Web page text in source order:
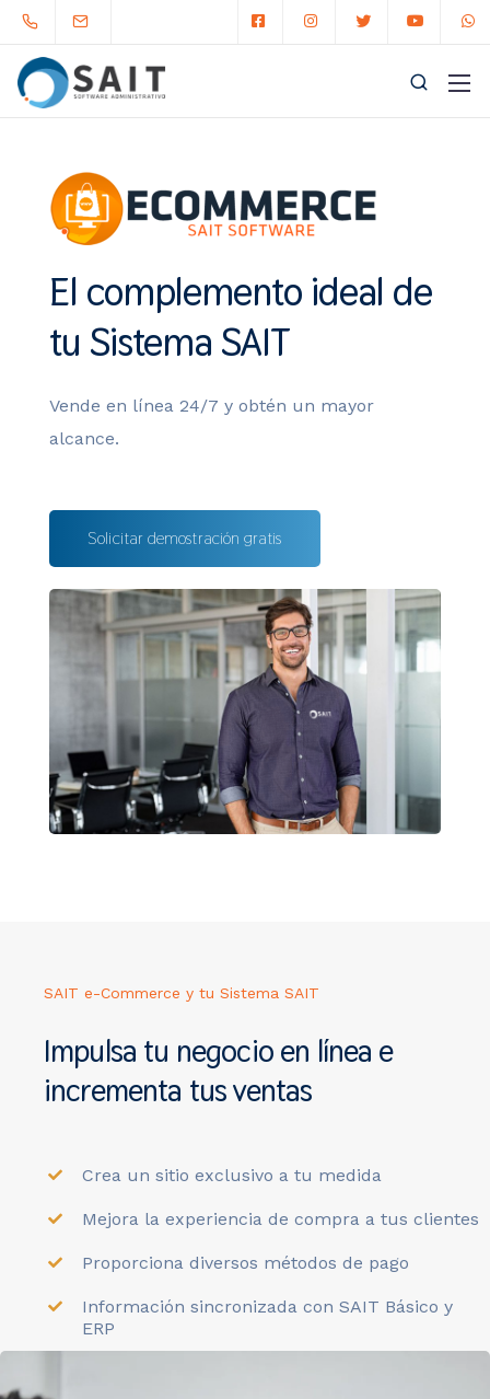
El complementoideal de
tu Sistema SAIT
Vende en línea 24/7 y obtén un mayor
alcance.
Solicitar demostración gratis
SAIT e-Commerce y tu Sistema SAIT
Impulsa tu negocio en línea e
incrementa tus ventas
Crea un sitio exclusivo a tu medida
Mejora la experiencia de compra a tus clientes
Proporciona diversos métodos de pago
Información sincronizada con SAIT Básico y
ERP